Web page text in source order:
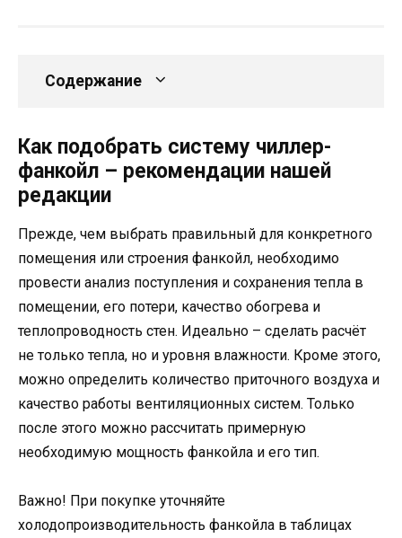
Содержание
Как подобрать систему чиллер-
фанкойл – рекомендации нашей
редакции
Прежде, чем выбрать правильный для конкретного
помещения или строения фанкойл, необходимо
провести анализ поступления и сохранения тепла в
помещении, его потери, качество обогрева и
теплопроводность стен. Идеально – сделать расчёт
не только тепла, но и уровня влажности. Кроме этого,
можно определить количество приточного воздуха и
качество работы вентиляционных систем. Только
после этого можно рассчитать примерную
необходимую мощность фанкойла и его тип.
Важно! При покупке уточняйте
холодопроизводительность фанкойла в таблицах